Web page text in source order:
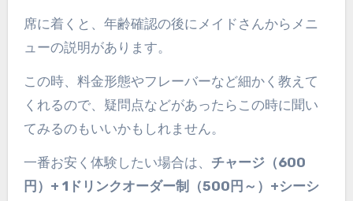
席に着くと、年齢確認の後にメイドさんからメニ
ューの説明があります。
この時、料金形態やフレーバーなど細かく教えて
くれるので、疑問点などがあったらこの時に聞い
てみるのもいいかもしれません。
一番お安く体験したい場合は、 チャージ（600
円）+ 1ドリンクオーダー制（500円～）+シーシ